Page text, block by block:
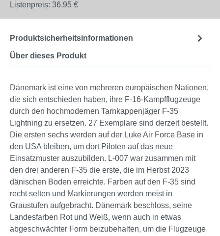
Listenpreis: 36,95 €
Über dieses Produkt
Produktsicherheitsinformationen
Dänemark ist eine von mehreren europäischen Nationen,
die sich entschieden haben, ihre F-16-Kampfflugzeuge
durch den hochmodernen Tarnkappenjäger F-35
Lightning zu ersetzen. 27 Exemplare sind derzeit bestellt.
Die ersten sechs werden auf der Luke Air Force Base in
den USA bleiben, um dort Piloten auf das neue
Einsatzmuster auszubilden. L-007 war zusammen mit
den drei anderen F-35 die erste, die im Herbst 2023
dänischen Boden erreichte. Farben auf den F-35 sind
recht selten und Markierungen werden meist in
Graustufen aufgebracht. Dänemark beschloss, seine
Landesfarben Rot und Weiß, wenn auch in etwas
abgeschwächter Form beizubehalten, um die Flugzeuge